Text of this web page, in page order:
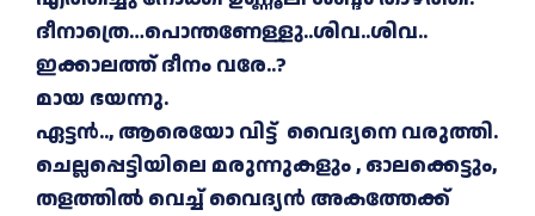
ദീനാത്രെ…പൊന്തണേള്ളു..ശിവ..ശിവ..
ഇക്കാലത്ത് ദീനം വരേ..?
മായ ഭയന്നു.
ഏട്ടൻ.., ആരെയോ വിട്ട് വൈദ്യനെ വരുത്തി.
ചെല്ലപ്പെട്ടിയിലെ മരുന്നുകളും , ഓലക്കെട്ടും,
തളത്തിൽ വെച്ച് വൈദ്യൻ അകത്തേക്ക്